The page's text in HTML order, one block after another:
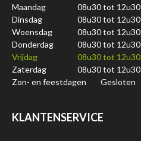
Maandag 08u30 tot 12u30
Dinsdag
08u30 tot 12u30
Woensdag
08u30 tot 12u30
Donderdag
08u30 tot 12u30
Vrijdag
08u30 tot 12u30
Zaterdag
08u30 tot 12u30
Zon- en feestdagen
Gesloten
KLANTENSERVICE